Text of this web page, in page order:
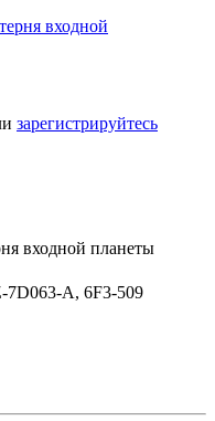
зарегистрируйтесь
входной планеты
A, 6F3-509